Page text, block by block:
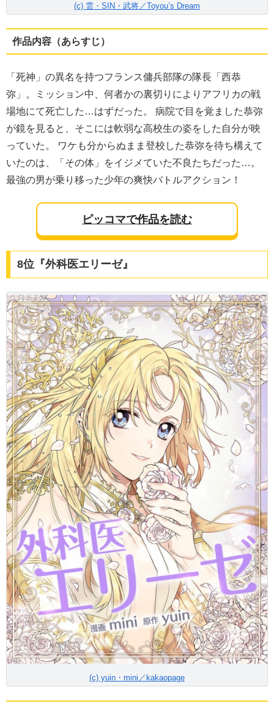
(c) 雲・SIN・武将／Toyou’s Dream
作品内容（あらすじ）
「死神」の異名を持つフランス傭兵部隊の隊長「西恭
弥」。ミッション中、何者かの裏切りによりアフリカの戦
場地にて死亡した…はずだった。 病院で目を覚ました恭弥
が鏡を見ると、そこには軟弱な高校生の姿をした自分が映
っていた。 ワケも分からぬまま登校した恭弥を待ち構えて
いたのは、「その体」をイジメていた不良たちだった…。
最強の男が乗り移った少年の爽快バトルアクション！
ピッコマで作品を読む
8位『外科医エリーゼ』
(c) yuin・mini／kakaopage